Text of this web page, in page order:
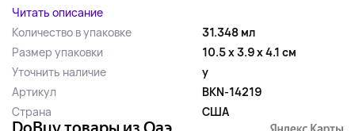
Читать описание
Количество в упаковке
31.348 мл
Размер упаковки
10.5 x 3.9 x 4.1 см
Уточнить наличие
y
Артикул
BKN-14219
Страна
США